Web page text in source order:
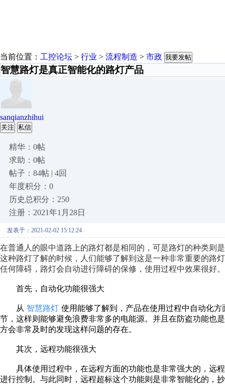
当前位置： 工控论坛 > 行业 > 流程制造 > 市政 我要发帖
智慧路灯是真正智能化的路灯产品
sanqianzhihui
关注 私信
精华：0帖
求助：0帖
帖子：84帖 | 4回
年度积分：0
历史总积分：250
注册：2021年1月28日
发表于：2021-02-02 15:12:24
在普通人的眼中道路上的路灯都是相同的，可是路灯的种类则
这种路灯了解的时候，人们能够了解到这是一种非常重要的路
任何障碍，路灯会自动进行障碍的保修，使用过程中效果很好。
首先，自动化功能很强大
从 智慧路灯 使用能够了解到，产品在使用过程中自动化
节，这样则能够避免浪费非常多的电能源。并且在防盗功能也
方会非常及时的发现这样问题的存在。
其次，远程功能很强大
具体使用过程中，在远程方面的功能也是非常强大的，远
进行控制。与此同时，远程超标这个功能则是非常智能化的，